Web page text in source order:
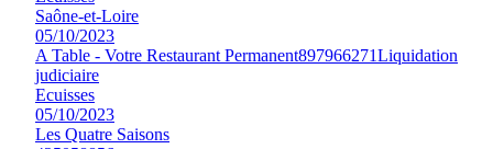
Saône-et-Loire
05/10/2023
A Table - Votre Restaurant Permanent897966271Liquidation
judiciaire
Ecuisses
05/10/2023
Les Quatre Saisons